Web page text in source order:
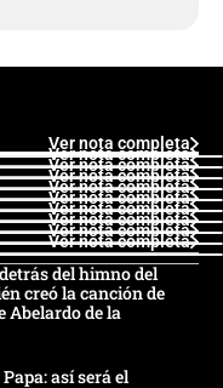
Ver nota completa
Ver nota completa
Ver nota completa
Ver nota completa
Ver nota completa
Ver nota completa
Ver nota completa
Ver nota completa
Ver nota completa
Ver nota completa
del himno del
creó la canción de
Abelardo de la
así será el